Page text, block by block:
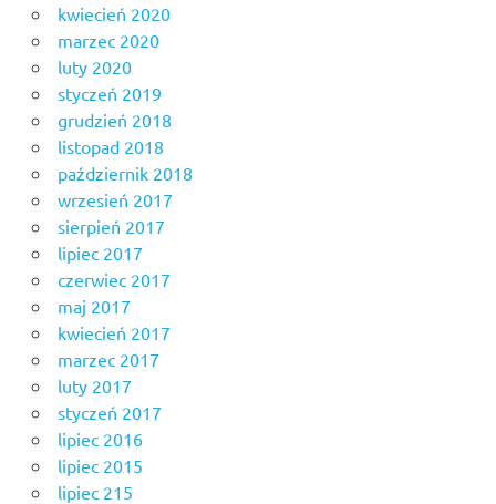
kwiecień 2020
marzec 2020
luty 2020
styczeń 2019
grudzień 2018
listopad 2018
październik 2018
wrzesień 2017
sierpień 2017
lipiec 2017
czerwiec 2017
maj 2017
kwiecień 2017
marzec 2017
luty 2017
styczeń 2017
lipiec 2016
lipiec 2015
lipiec 215